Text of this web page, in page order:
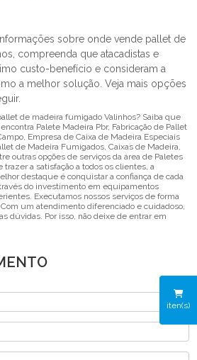
iten(s)
sobre onde vende pallet de
compreenda que atacadistas e
custo-benefício e consideram a
a melhor solução. Veja mais opções
de madeira fumigado Valinhos? Saiba que
Palete Madeira Pbr, Fabricação de Pallet
Empresa de Caixa de Madeira Especiais
de Madeira Fumigados, Caixas de Madeira,
outras opções de serviços da área de Paletes
trazer a satisfação a todos os clientes, a
destaque é conquistar a confiança de cada
do investimento em equipamentos
Executamos nossos serviços de forma
um atendimento diferenciado e cuidadoso,
dúvidas. Por isso, não deixe de entrar em